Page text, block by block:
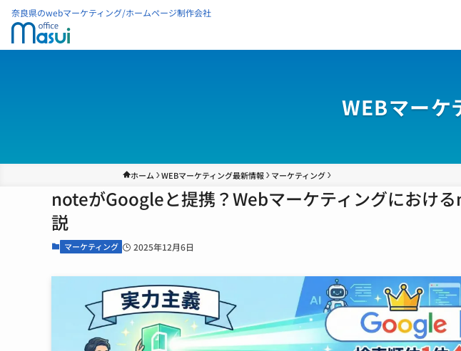
奈良県のwebマーケティング/ホームページ制作会社
WEBマーケ
ホーム WEBマーケティング最新情報 マーケティング
noteがGoogleと提携？Webマーケティングにおけ
説
マーケティング 2025年12月6日